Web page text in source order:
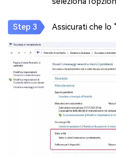
Assicurati che lo